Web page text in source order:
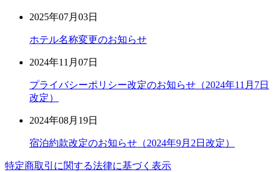
2025年07月03日
ホテル名称変更のお知らせ
2024年11月07日
プライバシーポリシー改定のお知らせ（2024年11月7日
改定）
2024年08月19日
宿泊約款改定のお知らせ（2024年9月2日改定）
特定商取引に関する法律に基づく表示